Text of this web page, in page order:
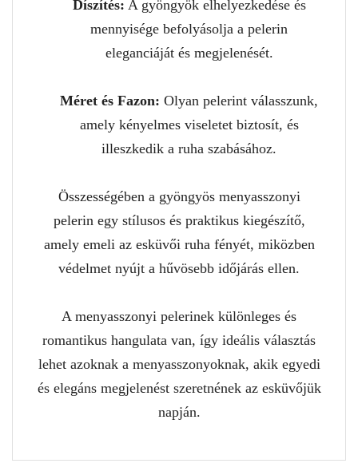
Díszítés: A gyöngyök elhelyezkedése és
mennyisége befolyásolja a pelerin
eleganciáját és megjelenését.
Méret és Fazon: Olyan pelerint válasszunk,
amely kényelmes viseletet biztosít, és
illeszkedik a ruha szabásához.
Összességében a gyöngyös menyasszonyi
pelerin egy stílusos és praktikus kiegészítő,
amely emeli az esküvői ruha fényét, miközben
védelmet nyújt a hűvösebb időjárás ellen.
A menyasszonyi pelerinek különleges és
romantikus hangulata van, így ideális választás
lehet azoknak a menyasszonyoknak, akik egyedi
és elegáns megjelenést szeretnének az esküvőjük
napján.